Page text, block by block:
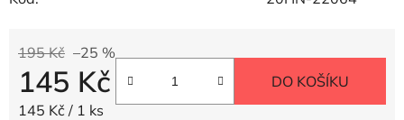
195 Kč –25 %
145 Kč
Měrná cena:
145 Kč / 1 ks
DO KOŠÍKU